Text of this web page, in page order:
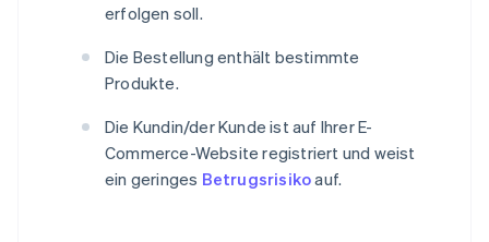
erfolgen soll.
Die Bestellung enthält bestimmte
Produkte.
Die Kundin/der Kunde ist auf Ihrer E-
Commerce-Website registriert und weist
ein geringes Betrugsrisikoauf.